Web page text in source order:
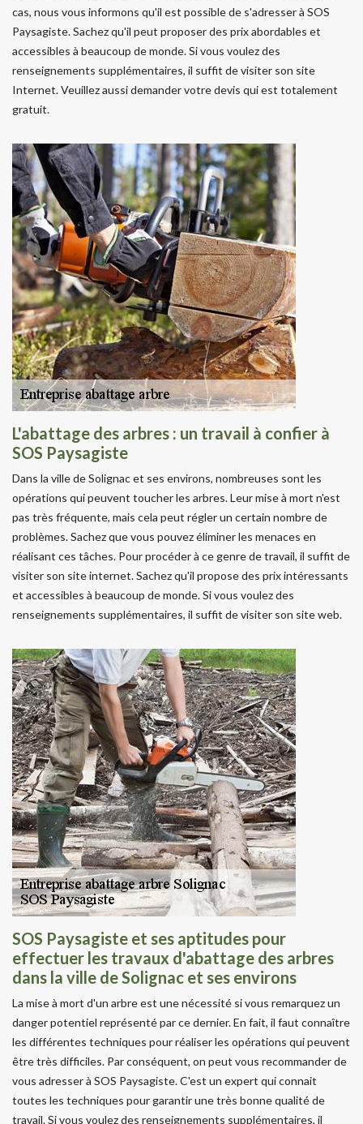
cas, nous vous informons qu'il est possible de s'adresser à SOS
Paysagiste. Sachez qu'il peut proposer des prix abordables et
accessibles à beaucoup de monde. Si vous voulez des
renseignements supplémentaires, il suffit de visiter son site
Internet. Veuillez aussi demander votre devis qui est totalement
gratuit.
L'abattage des arbres : un travail à confier à
SOS Paysagiste
Dans la ville de Solignac et ses environs, nombreuses sont les
opérations qui peuvent toucher les arbres. Leur mise à mort n'est
pas très fréquente, mais cela peut régler un certain nombre de
problèmes. Sachez que vous pouvez éliminer les menaces en
réalisant ces tâches. Pour procéder à ce genre de travail, il suffit de
visiter son site internet. Sachez qu'il propose des prix intéressants
et accessibles à beaucoup de monde. Si vous voulez des
renseignements supplémentaires, il suffit de visiter son site web.
SOS Paysagiste et ses aptitudes pour
effectuer les travaux d'abattage des arbres
dans la ville de Solignac et ses environs
La mise à mort d'un arbre est une nécessité si vous remarquez un
danger potentiel représenté par ce dernier. En fait, il faut connaître
les différentes techniques pour réaliser les opérations qui peuvent
être très difficiles. Par conséquent, on peut vous recommander de
vous adresser à SOS Paysagiste. C'est un expert qui connait
toutes les techniques pour garantir une très bonne qualité de
travail. Si vous voulez des renseignements supplémentaires, il